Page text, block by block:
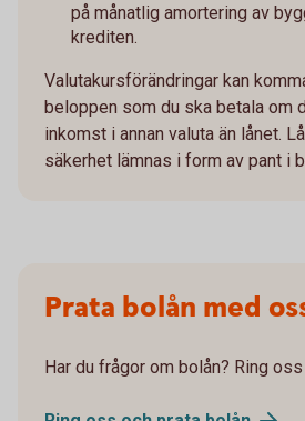
på månatlig amortering av
krediten.
Valutakursförändringar kan
beloppen som du ska betala om
inkomst i annan valuta än lånet.
säkerhet lämnas i form av pant i
Prata bolån med
Har du frågor om bolån? Ring